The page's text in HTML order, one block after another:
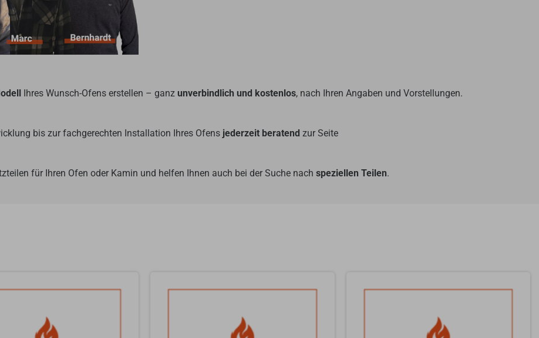
Ihres Wunsch-Ofens erstellen – ganz unverbindlich und kostenlos, nach Ihren Angaben und Vorstellungen.
bis zur fachgerechten Installation Ihres Ofens jederzeit beratend zur Seite
für Ihren Ofen oder Kamin und helfen Ihnen auch bei der Suche nach speziellen Teilen.